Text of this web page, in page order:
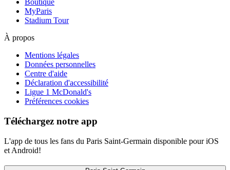
Boutique
MyParis
Stadium Tour
À propos
Mentions légales
Données personnelles
Centre d'aide
Déclaration d'accessibilité
Ligue 1 McDonald's
Préférences cookies
Téléchargez notre app
L'app de tous les fans du Paris Saint-Germain disponible pour iOS
et Android!